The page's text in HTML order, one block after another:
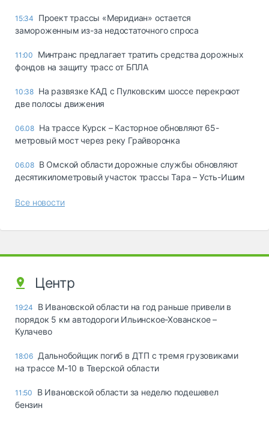
15:34
Проект трассы «Меридиан» остается
замороженным из-за недостаточного спроса
11:00
Минтранс предлагает тратить средства дорожных
фондов на защиту трасс от БПЛА
10:38 На развязке КАД с Пулковским шоссе перекроют
две полосы движения
06.08 На трассе Курск – Касторное обновляют 65-
метровый мост через реку Грайворонка
06.08 В Омской области дорожные службы обновляют
десятикилометровый участок трассы Тара – Усть-Ишим
Все новости
Центр
19:24
В Ивановской области на год раньше привели в
порядок 5 км автодороги Ильинское-Хованское –
Кулачево
18:06 Дальнобойщик погиб в ДТП с тремя грузовиками
на трассе М-10 в Тверской области
11:50
В Ивановской области за неделю подешевел
бензин